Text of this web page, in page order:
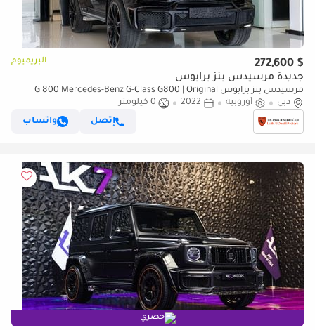
$ 272,600 البريميوم
جديدة مرسيدس بنز برابوس
مرسيدس بنز برابوس G 800 Mercedes-Benz G-Class G800 | Original
Brabus 800 Kit + Engine | Fully Loaded
دبي أوروبية 2022
0 كيلومتر
إتصل
واتساب
حصري